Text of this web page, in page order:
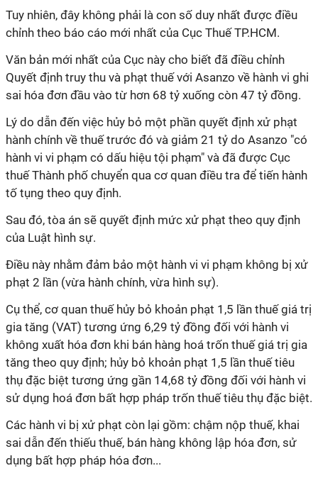
Tuy nhiên, đây không phải là con số duy nhất được điều
chỉnh theo báo cáo mới nhất của Cục Thuế TP.HCM.
Văn bản mới nhất của Cục này cho biết đã điều chỉnh
Quyết định truy thu và phạt thuế với Asanzo về hành vi ghi
sai hóa đơn đầu vào từ hơn 68 tỷ xuống còn 47 tỷ đồng.
Lý do dẫn đến việc hủy bỏ một phần quyết định xử phạt
hành chính về thuế trước đó và giảm 21 tỷ do Asanzo "có
hành vi vi phạm có dấu hiệu tội phạm" và đã được Cục
thuế Thành phố chuyển qua cơ quan điều tra để tiến hành
tố tụng theo quy định.
Sau đó, tòa án sẽ quyết định mức xử phạt theo quy định
của Luật hình sự.
Điều này nhằm đảm bảo một hành vi vi phạm không bị xử
phạt 2 lần (vừa hành chính, vừa hình sự).
Cụ thể, cơ quan thuế hủy bỏ khoản phạt 1,5 lần thuế giá trị
gia tăng (VAT) tương ứng 6,29 tỷ đồng đối với hành vi
không xuất hóa đơn khi bán hàng hoá trốn thuế giá trị gia
tăng theo quy định; hủy bỏ khoản phạt 1,5 lần thuế tiêu
thụ đặc biệt tương ứng gần 14,68 tỷ đồng đối với hành vi
sử dụng hoá đơn bất hợp pháp trốn thuế tiêu thụ đặc biệt.
Các hành vi bị xử phạt còn lại gồm: chậm nộp thuế, khai
sai dẫn đến thiếu thuế, bán hàng không lập hóa đơn, sử
dụng bất hợp pháp hóa đơn...